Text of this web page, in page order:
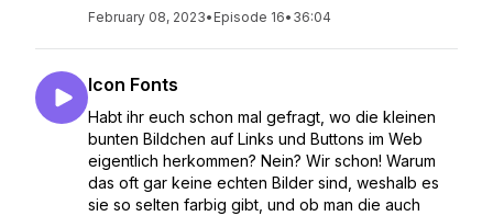
February 08, 2023• Episode 16• 36:04
Icon Fonts
Habt ihr euch schon mal gefragt, wo die kleinen
bunten Bildchen auf Links und Buttons im Web
eigentlich herkommen? Nein? Wir schon! Warum
das oft gar keine echten Bilder sind, weshalb es
sie so selten farbig gibt, und ob man die auch